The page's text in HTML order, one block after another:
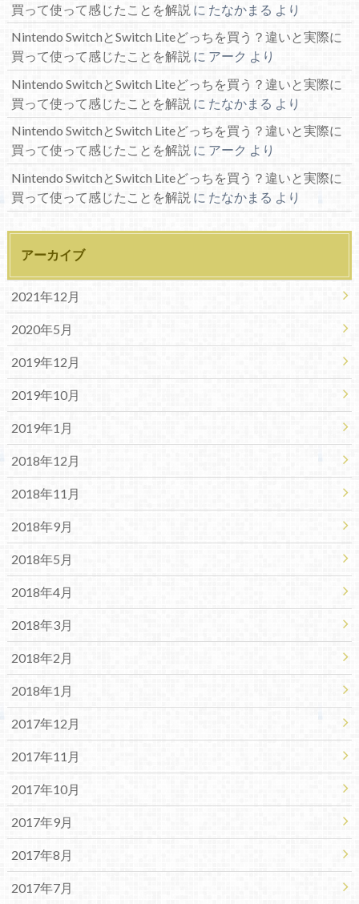
買って使って感じたことを解説 に たなかまる より
Nintendo SwitchとSwitch Liteどっちを買う？違いと実際に
買って使って感じたことを解説 に アーク より
Nintendo SwitchとSwitch Liteどっちを買う？違いと実際に
買って使って感じたことを解説 に たなかまる より
Nintendo SwitchとSwitch Liteどっちを買う？違いと実際に
買って使って感じたことを解説 に アーク より
Nintendo SwitchとSwitch Liteどっちを買う？違いと実際に
買って使って感じたことを解説 に たなかまる より
アーカイブ
2021年12月
2020年5月
2019年12月
2019年10月
2019年1月
2018年12月
2018年11月
2018年9月
2018年5月
2018年4月
2018年3月
2018年2月
2018年1月
2017年12月
2017年11月
2017年10月
2017年9月
2017年8月
2017年7月